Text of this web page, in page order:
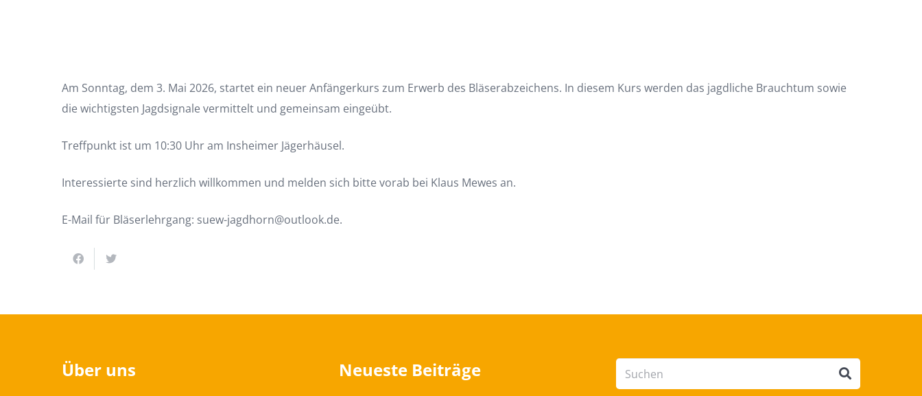
Am Sonntag, dem 3. Mai 2026, startet ein neuer Anfängerkurs zum Erwerb des Bläserabzeichens. In diesem Kurs werden das jagdliche Brauchtum sowie
die wichtigsten Jagdsignale vermittelt und gemeinsam eingeübt.
Treffpunkt ist um 10:30 Uhr am Insheimer Jägerhäusel.
Interessierte sind herzlich willkommen und melden sich bitte vorab bei Klaus Mewes an.
E-Mail für Bläserlehrgang: suew-jagdhorn@outlook.de.
Über uns Neueste Beiträge